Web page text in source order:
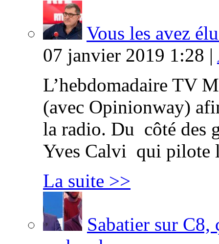
Vous les avez
07 janvier 2019 1:28 |
L’hebdomadaire TV
(avec Opinionway)
la radio. Du côté des
Yves Calvi qui
La suite >>
Sabatier sur C8,